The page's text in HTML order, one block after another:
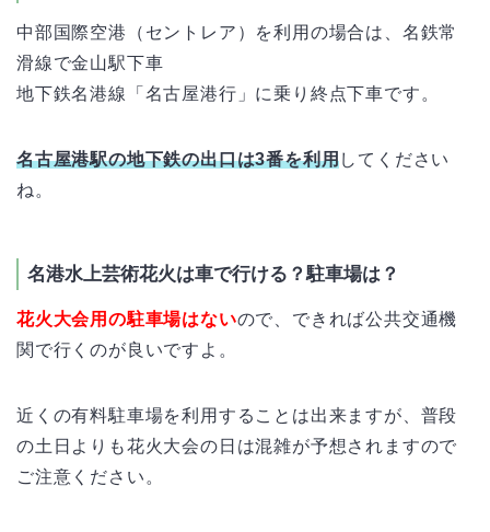
中部国際空港（セントレア）を利用の場合は、名鉄常
滑線で金山駅下車
地下鉄名港線「名古屋港行」に乗り終点下車です。
名古屋港駅の地下鉄の出口は3番を利用してください
ね。
名港水上芸術花火は車で行ける？駐車場は？
花火大会用の駐車場はないので、できれば公共交通機
関で行くのが良いですよ。
近くの有料駐車場を利用することは出来ますが、普段
の土日よりも花火大会の日は混雑が予想されますので
ご注意ください。